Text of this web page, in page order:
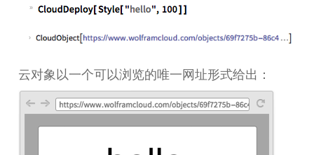
云对象以一个可以浏览的唯一网址形式给出：